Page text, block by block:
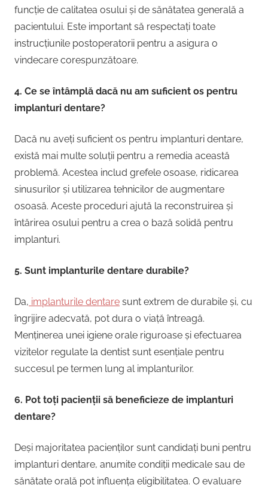
funcție de calitatea osului și de sănătatea generală a
pacientului. Este important să respectați toate
instrucțiunile postoperatorii pentru a asigura o
vindecare corespunzătoare.
4. Ce se întâmplă dacă nu am suficient os pentru
implanturi dentare?
Dacă nu aveți suficient os pentru implanturi dentare,
există mai multe soluții pentru a remedia această
problemă. Acestea includ grefele osoase, ridicarea
sinusurilor și utilizarea tehnicilor de augmentare
osoasă. Aceste proceduri ajută la reconstruirea și
întărirea osului pentru a crea o bază solidă pentru
implanturi.
5. Sunt implanturile dentare durabile?
Da, implanturile dentare sunt extrem de durabile și, cu
îngrijire adecvată, pot dura o viață întreagă.
Menținerea unei igiene orale riguroase și efectuarea
vizitelor regulate la dentist sunt esențiale pentru
succesul pe termen lung al implanturilor.
6. Pot toți pacienții să beneficieze de implanturi
dentare?
Deși majoritatea pacienților sunt candidați buni pentru
implanturi dentare, anumite condiții medicale sau de
sănătate orală pot influența eligibilitatea. O evaluare